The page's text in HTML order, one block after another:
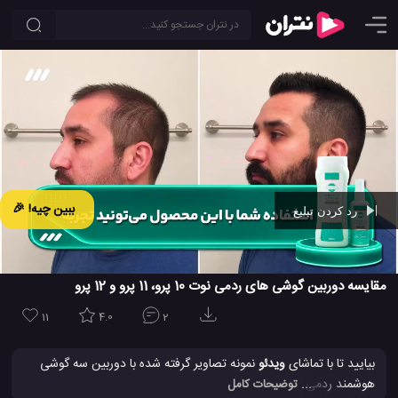
ببین چیه! 🎉 رد کردن تبلیغ
Ad -00:44
مقایسه دوربین گوشی های ردمی نوت 10 پرو، 11 پرو و 12 پرو
11 4.0 2
بیایید تا با تماشایویدئونمونه تصاویر گرفته شده با دوربین سه گوشی
... توضیحات کامل